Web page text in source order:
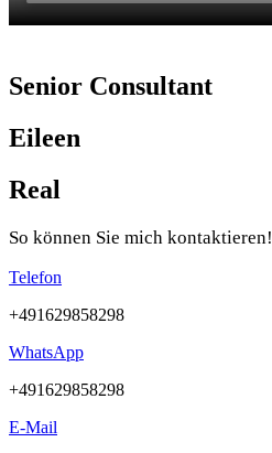
Senior Consultant
Eileen
Real
So können Sie mich kontaktieren!
Telefon
+491629858298
WhatsApp
+491629858298
E-Mail